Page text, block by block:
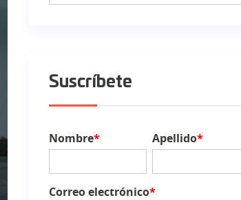
Suscríbete
Nombre* Apellido*
Correo electrónico*